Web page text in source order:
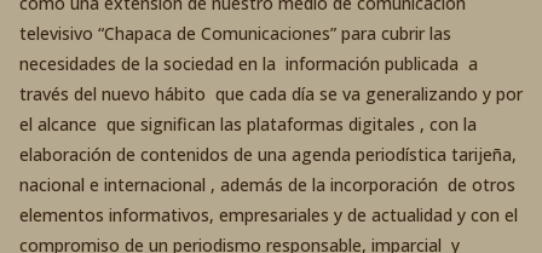
televisivo “Chapaca de Comunicaciones” para cubrir las
necesidades de la sociedad en la información publicada a
través del nuevo hábito que cada día se va generalizando y por
el alcance que significan las plataformas digitales , con la
elaboración de contenidos de una agenda periodística tarijeña,
nacional e internacional , además de la incorporación de otros
elementos informativos, empresariales y de actualidad y con el
compromiso de un periodismo responsable, imparcial y